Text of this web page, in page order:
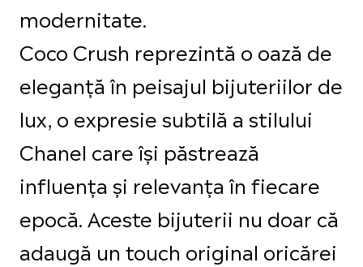
modernitate.
Coco Crush reprezintă o oază de
eleganță în peisajul bijuteriilor de
lux, o expresie subtilă a stilului
Chanel care își păstrează
influența și relevanța în fiecare
epocă. Aceste bijuterii nu doar că
adaugă un touch original oricărei